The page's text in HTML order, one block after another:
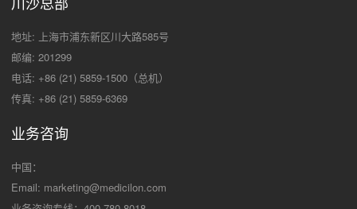
地址: 上海市浦东新区川大路585号
邮编: 201299
电话: +86 (21) 5859-1500（总机）
传真: +86 (21) 5859-6369
业务咨询
中国：
Email: marketing@medicilon.com